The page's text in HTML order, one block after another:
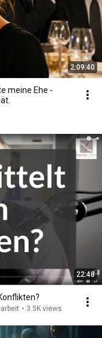
2:09:40
meine Ehe -
22:48
• 3.5K views